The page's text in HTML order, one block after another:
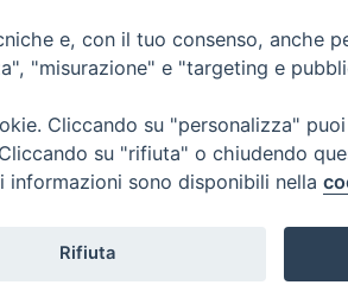
Cookie Policye, con il tuo consenso, anche
"misurazione" e "targeting e
Cliccando su "personalizza"
su "rifiuta" o chiudendo
sono disponibili nella
Rifiuta